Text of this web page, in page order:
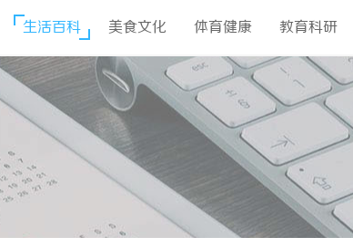
生活百科 美食文化 体育健康 教育科研